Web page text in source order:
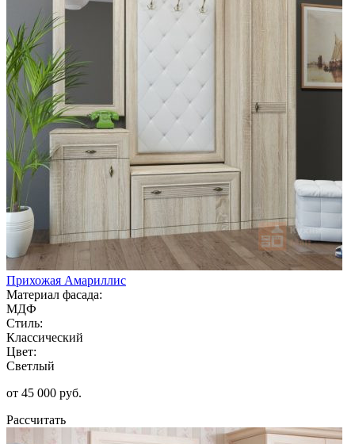
Прихожая Амариллис
Материал фасада:
МДФ
Стиль:
Классический
Цвет:
Светлый
от 45 000 руб.
Рассчитать